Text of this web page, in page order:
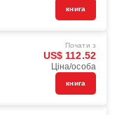
книга
Почати з
US$ 112.52
Ціна/особа
книга